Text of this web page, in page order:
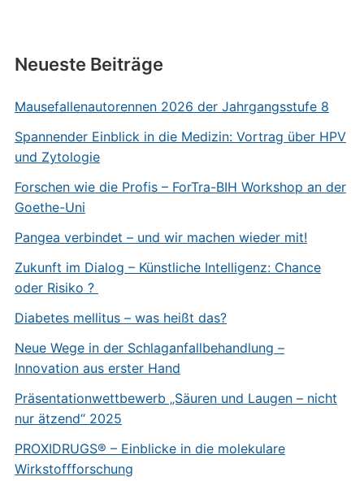
Neueste Beiträge
Mausefallenautorennen 2026 der Jahrgangsstufe 8
Spannender Einblick in die Medizin: Vortrag über HPV
und Zytologie
Forschen wie die Profis – ForTra-BIH Workshop an der
Goethe-Uni
Pangea verbindet – und wir machen wieder mit!
Zukunft im Dialog – Künstliche Intelligenz: Chance
oder Risiko ?
Diabetes mellitus – was heißt das?
Neue Wege in der Schlaganfallbehandlung –
Innovation aus erster Hand
Präsentationwettbewerb „Säuren und Laugen – nicht
nur ätzend“ 2025
PROXIDRUGS® – Einblicke in die molekulare
Wirkstoffforschung